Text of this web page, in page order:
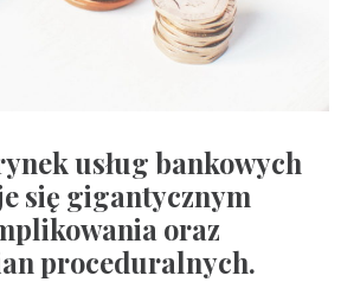
usług bankowych
się gigantycznym
oraz
proceduralnych.